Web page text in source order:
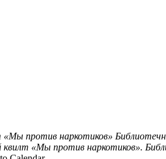
«Мы против наркотиков»
«Мы против наркотиков».